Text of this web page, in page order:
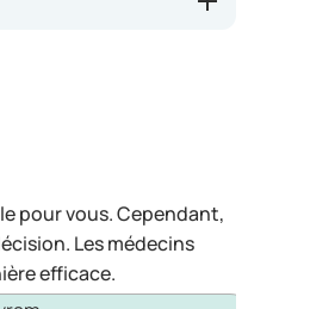
pour vous. Cependant,
Les médecins
efficace.